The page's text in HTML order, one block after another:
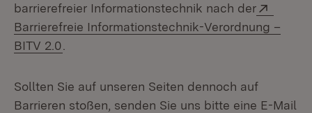
barrierefreier Informationstechnik nach der
Barrierefreie Informationstechnik-Verordnung –
BITV 2.0
Sollten Sie auf unseren Seiten dennoch auf
Barrieren stoßen, senden Sie uns bitte eine E-Mail